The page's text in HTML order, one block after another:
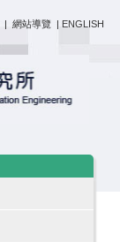
| 網站導覽 | ENGLISH